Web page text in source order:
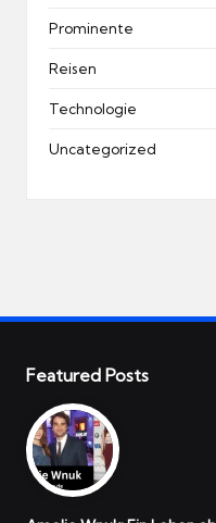
Prominente
Reisen
Technologie
Uncategorized
Featured Posts